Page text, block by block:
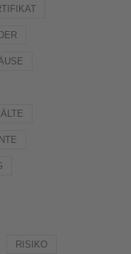
RISIKO